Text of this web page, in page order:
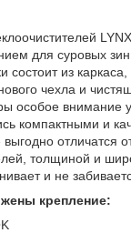
для суровых
состоит из
чехла и
особое внимание
компактными и
выгодно отличатся
толщиной и
и не
крепление: